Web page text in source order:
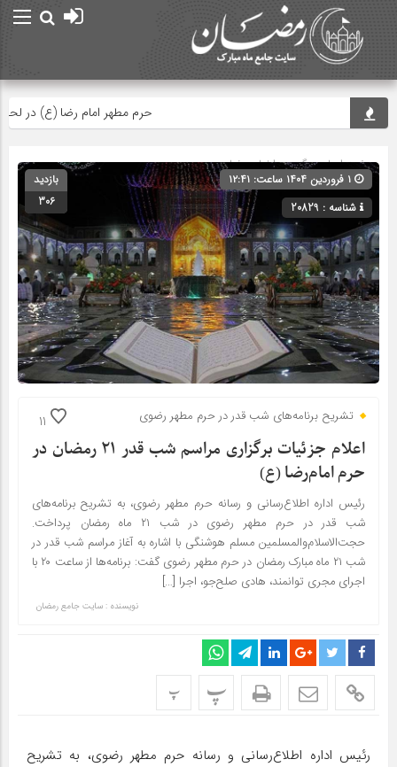
حرم مطهر امام رضا (ع) در لحظه
صفحه اصلی» گروه »اخبار رمضان
شناسه : 20829
بازدید
306
11 تشریح برنامه‌های شب قدر در حرم مطهر رضوی
اعلام جزئیات برگزاری مراسم شب‌ قدر ۲۱ رمضان در
حرم امام‌رضا (ع)
رئیس اداره اطلاع‌رسانی و رسانه حرم مطهر رضوی، به تشریح برنامه‌های
شب قدر در حرم مطهر رضوی در شب ۲۱ ماه رمضان پرداخت.
حجت‌الاسلام‌والمسلمین مسلم هوشنگی با اشاره به آغاز مراسم شب قدر در
شب ۲۱ ماه مبارک رمضان در حرم مطهر رضوی گفت: برنامه‌ها از ساعت ۲۰ با
اجرای مجری توانمند، هادی صلح‌جو، اجرا […]
نویسنده : سایت جامع رمضان
پ پ
رئیس اداره اطلاع‌رسانی و رسانه حرم مطهر رضوی، به تشریح